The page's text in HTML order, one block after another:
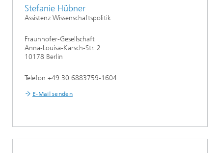
Stefanie Hübner
Assistenz Wissenschaftspolitik
Fraunhofer-Gesellschaft
Anna-Louisa-Karsch-Str. 2
10178 Berlin
Telefon +49 30 6883759-1604
E-Mail senden